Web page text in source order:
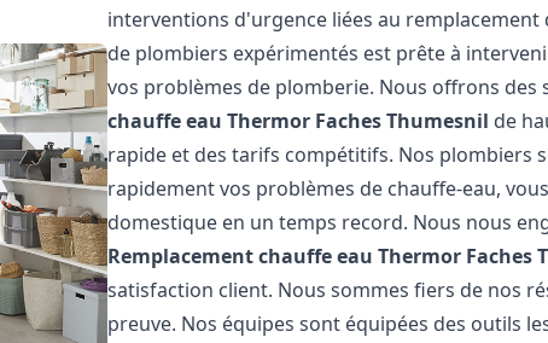
interventions d'urgence liées au
de plombiers expérimentés est prête à
vos problèmes de plomberie. Nous offrons des
chauffe eau Thermor Faches Thumesnil de
rapide et des tarifs compétitifs. Nos
rapidement vos problèmes de chauffe-eau,
domestique en un temps record. Nous nous
Remplacement chauffe eau Thermor Faches
satisfaction client. Nous sommes fiers de nos
preuve. Nos équipes sont équipées des outils